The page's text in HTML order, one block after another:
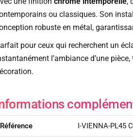
ou classiques. Son
robuste en métal,
pour ceux qui recherchent un
l’ambiance d’une
Référence I-VIENNA-PL45